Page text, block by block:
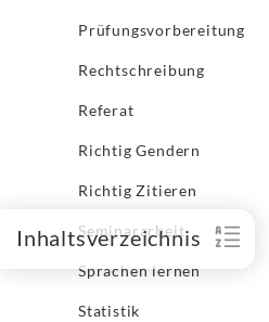
Prüfungsvorbereitung
Rechtschreibung
Referat
Richtig Gendern
Richtig Zitieren
Seminararbeit
Sprachen lernen
Statistik
Inhaltsverzeichnis